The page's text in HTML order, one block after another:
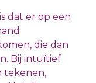
dat er op een
die dan
Bij intuïtief
tekenen,